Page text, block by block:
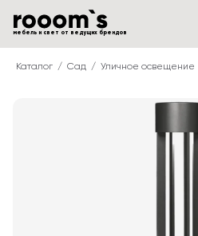
мебель и свет от ведущих брендов
Каталог Сад Уличное освещение